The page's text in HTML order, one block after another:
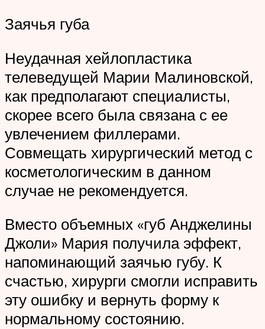
Заячья губа
Неудачная хейлопластика
телеведущей Марии Малиновской,
как предполагают специалисты,
скорее всего была связана с ее
увлечением филлерами.
Совмещать хирургический метод с
косметологическим в данном
случае не рекомендуется.
Вместо объемных «губ Анджелины
Джоли» Мария получила эффект,
напоминающий заячью губу. К
счастью, хирурги смогли исправить
эту ошибку и вернуть форму к
нормальному состоянию.